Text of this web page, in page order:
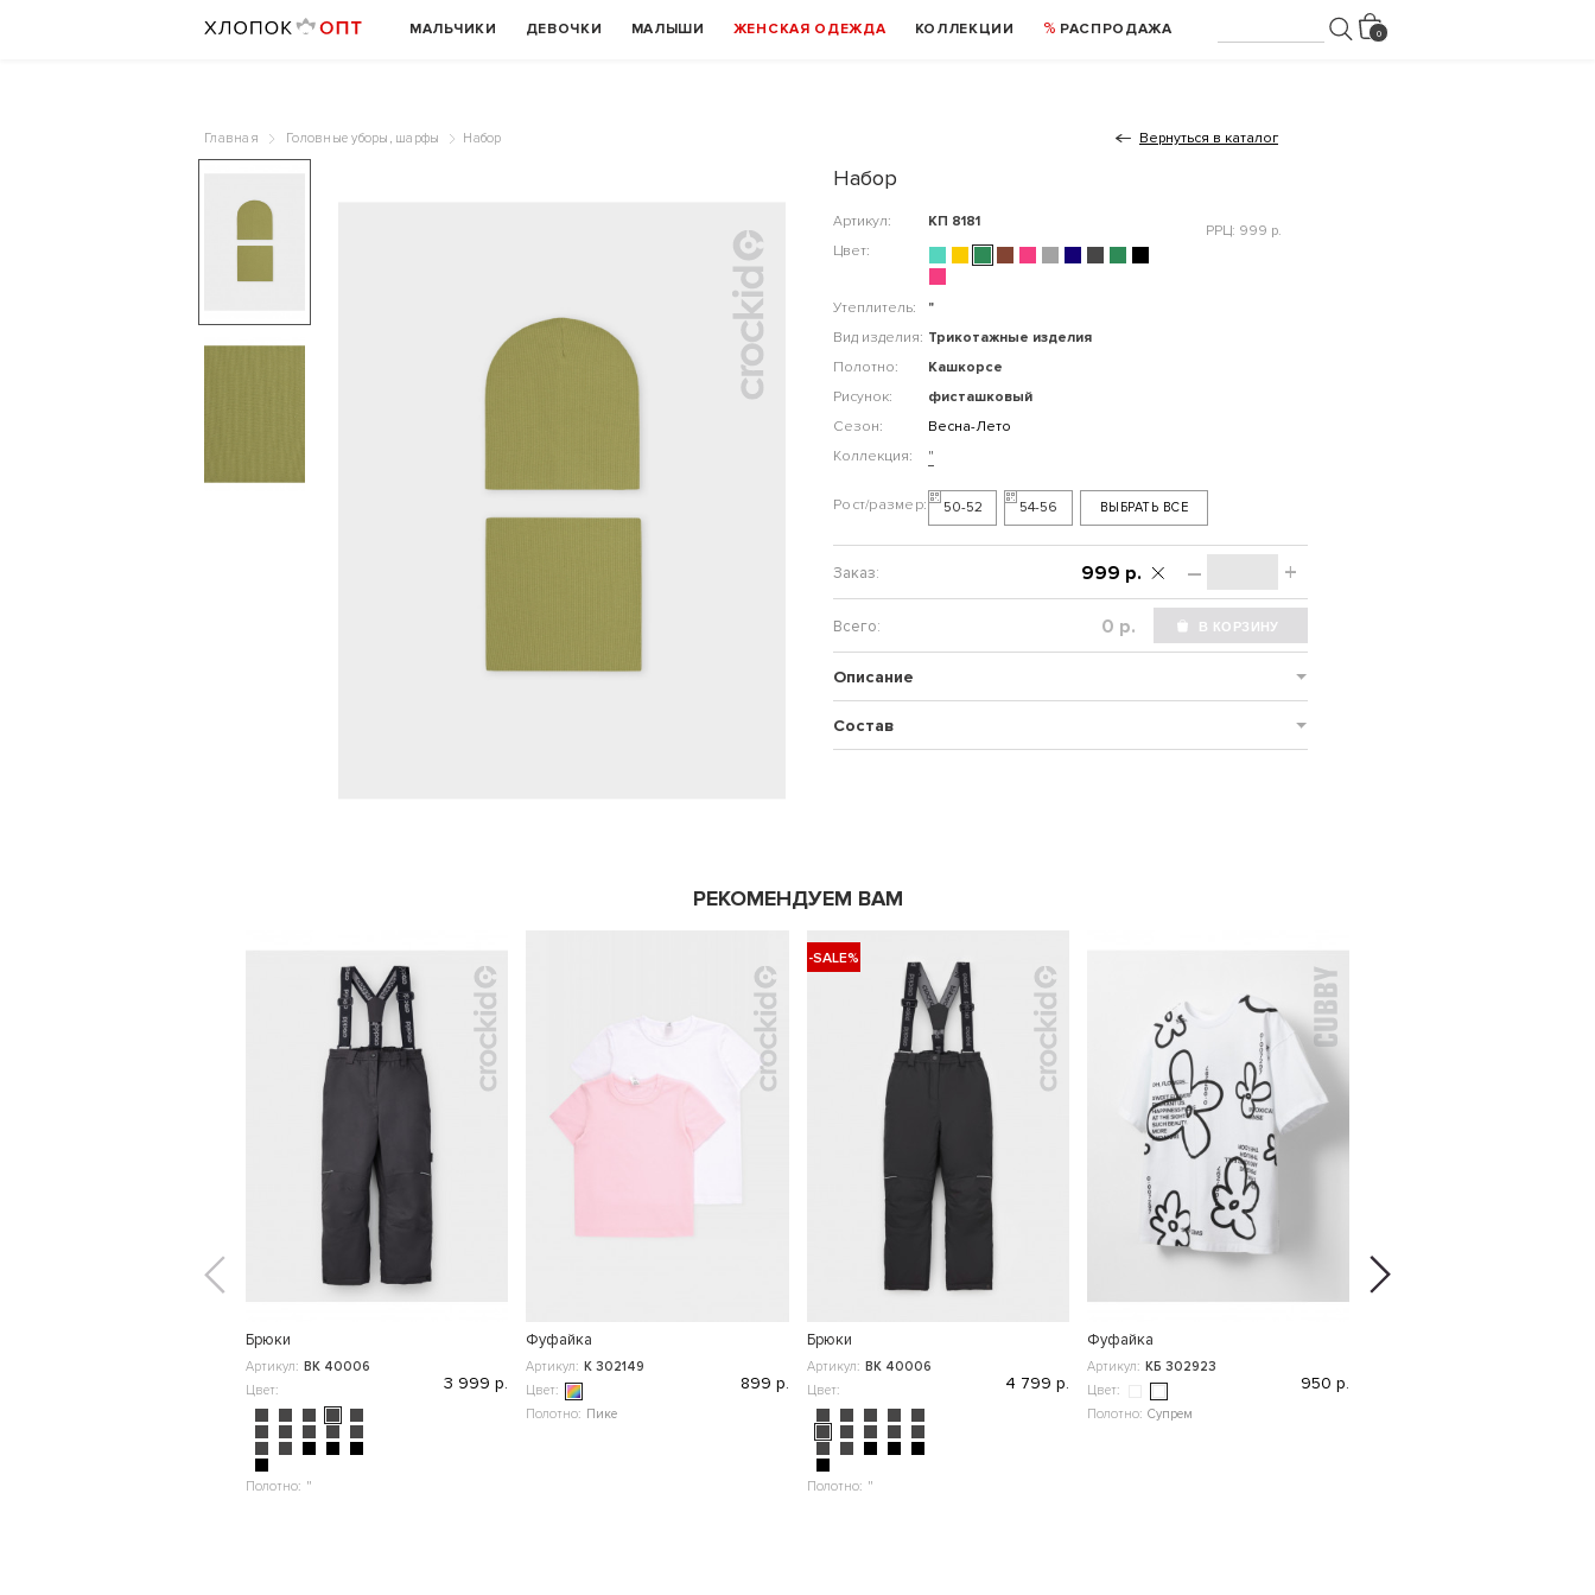
МАЛЬЧИКИ ДЕВОЧКИ МАЛЫШИ ЖЕНСКАЯ ОДЕЖДА КОЛЛЕКЦИИ РАСПРОДАЖА
Главная Головные уборы, шарфы Набор Вернуться в каталог
Набор
Артикул:
КП 8181
Цвет:
Утеплитель:
"
Вид изделия: Трикотажные изделия
Полотно:
Кашкорсе
Рисунок:
фисташковый
Сезон:
Весна-Лето
Коллекция:
"
РРЦ: 999 р.
50-52 54-56 ВЫБРАТЬ ВСЕ
– +
999 р.
р.
Описание
Состав
РЕКОМЕНДУЕМ ВАМ
Брюки
Артикул: ВК 40006
Цвет:
Полотно: "
3 999 р.
Фуфайка
Артикул: К 302149
Цвет:
Полотно: Пике
899 р.
-SALE%
Брюки
Артикул: ВК 40006
Цвет:
Полотно: "
4 799 р.
Фуфайка
Артикул: КБ 302923
Цвет:
Полотно: Супрем
950 р.